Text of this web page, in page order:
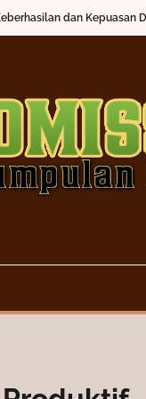
dan Kepuasan Diri